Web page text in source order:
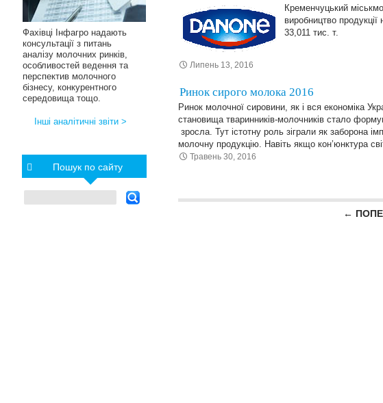
Кременчуцький
виробництво
33,011 тис. т.
Липень 13, 2016
Ринок сирого молока 2016
Ринок молочної сировини, як і вся економіка
становища тваринників-молочників стало
зросла. Тут істотну роль зіграли як заборона
молочну продукцію. Навіть якщо кон’юнктура
Травень 30, 2016
←
Фахівці Інфагро надають
консультації з питань
аналізу молочних ринків,
особливостей ведення та
перспектив молочного
бізнесу, конкурентного
середовища тощо.
Інші аналітичні звіти >
Пошук по сайту